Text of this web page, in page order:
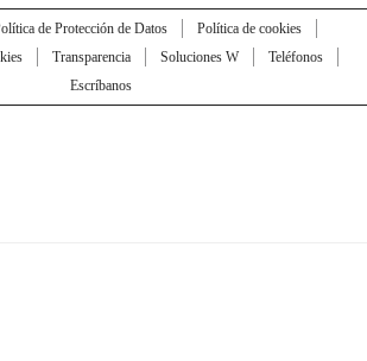
de Protección de Datos
Política de cookies
Transparencia Soluciones W
Teléfonos
Escríbanos